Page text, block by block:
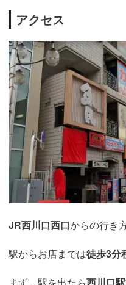
アクセス
JR西川口西口からの行き
駅からお店までは徒歩3分
まず、駅を出たら西川口